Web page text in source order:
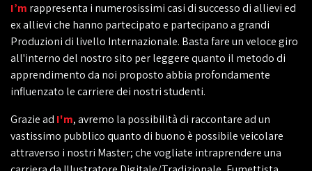
I’m rappresenta i numerosissimi casi di successo di allievi ed
ex allievi che hanno partecipato e partecipano a grandi
Produzioni di livello Internazionale. Basta fare un veloce giro
all'interno del nostro sito per leggere quanto il metodo di
apprendimento da noi proposto abbia profondamente
influenzato le carriere dei nostri studenti.
Grazie ad I'm, avremo la possibilità di raccontare ad un
vastissimo pubblico quanto di buono è possibile veicolare
attraverso i nostri Master; che vogliate intraprendere una